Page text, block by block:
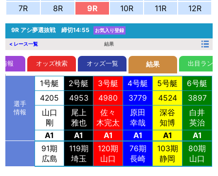
7R
8R 9R 10R 11R 12R
9R アシ夢選抜戦 締切14:55 お気入り登録
< レース一覧 結果
報 オッズ検索 オッズ一覧 結果 出目ラン
選手
情報
1号艇 2号艇 3号艇 4号艇 5号艇
6号艇
4205
4953 4980 3779 4524
3897
山口
剛
尾上
雅也
佐々
木完太
原田
幸哉
深谷
知博
白井
英治
A1
A1 A1 A1 A1
A1
91期
広島
119期
埼玉
120期
山口
76期
長崎
103期
静岡
80期
山口